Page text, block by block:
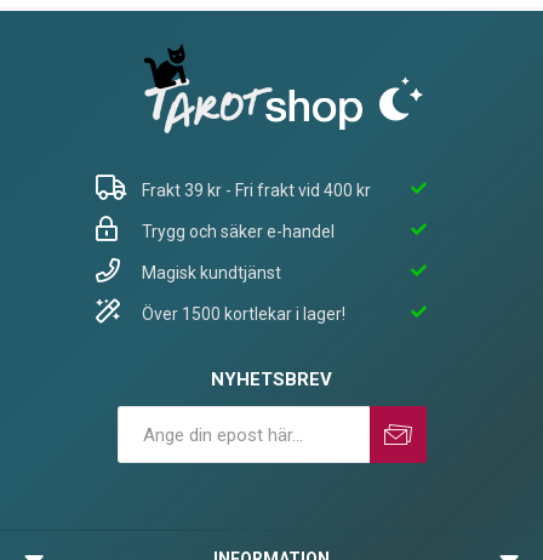
Frakt 39 kr - Fri frakt vid 400 kr
Trygg och säker e-handel
Magisk kundtjänst
Över 1500 kortlekar i lager!
NYHETSBREV